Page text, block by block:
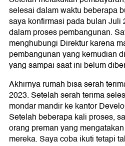
selesai dalam waktu beberapa
saya konfirmasi pada bulan Juli
dalam proses pembangunan.
menghubungi Direktur karena
pembangunan yang kemudian
yang sampai saat ini belum
Akhirnya rumah bisa serah
2023. Setelah serah terima
mondar mandir ke kantor
Setelah beberapa kali proses,
orang preman yang
mereka. Saya coba ikuti tetapi